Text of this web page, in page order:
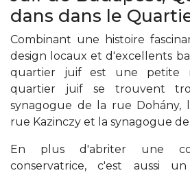
dans dans le
Combinant une histoire
design locaux et d'excellents
quartier juif est une petite
quartier juif se trouvent
synagogue de la rue Dohány,
rue Kazinczy et la synagogue
En plus d'abriter une
conservatrice, c'est aussi